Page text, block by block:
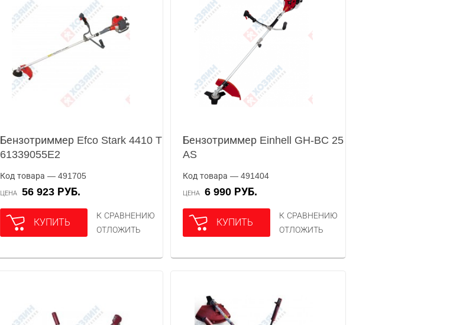
Бензотриммер Efco Stark 4410 T
61339055E2
Код товара — 491705
ЦЕНА 56 923 РУБ.
КУПИТЬ
К СРАВНЕНИЮ
ОТЛОЖИТЬ
Бензотриммер Einhell GH-BC 25
AS
Код товара — 491404
ЦЕНА 6 990 РУБ.
КУПИТЬ
К СРАВНЕНИЮ
ОТЛОЖИТЬ